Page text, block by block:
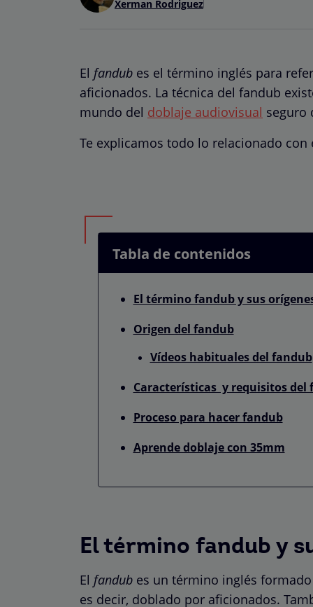
Xerman Rodriguez
El fandub es el término inglés para
aficionados. La técnica del fandub
mundo del doblaje audiovisual seguro
Te explicamos todo lo relacionado
Tabla de contenidos
El término fandub y sus
Origen del fandub
Vídeos habituales del fandub
Características y requisitos del
Proceso para hacer fandub
Aprende doblaje con 35mm
El término fandub y
El fandub es un término inglés
es decir, doblado por aficionados.